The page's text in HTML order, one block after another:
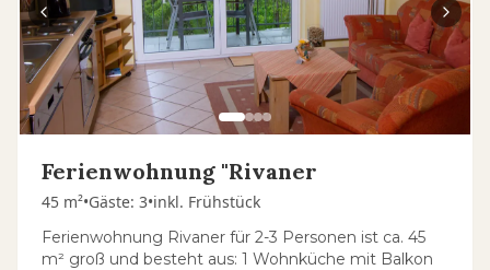
Ferienwohnung "Rivaner
45 m²•Gäste: 3•inkl. Frühstück
Ferienwohnung Rivaner für 2-3 Personen ist ca. 45
m² groß und besteht aus: 1 Wohnküche mit Balkon